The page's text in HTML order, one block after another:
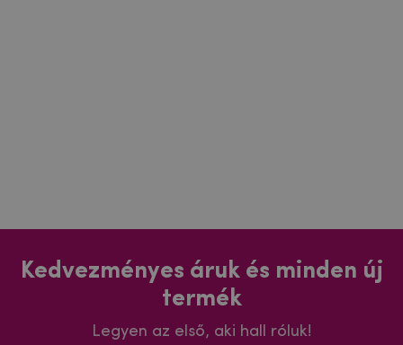
Kedvezményes áruk és minden új
termék
Legyen az első, aki hall róluk!